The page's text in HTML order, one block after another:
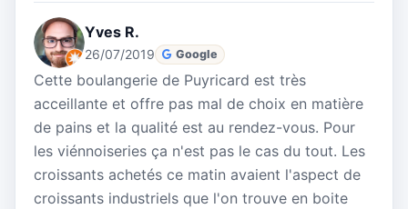
Yves R.
26/07/2019 Google
Cette boulangerie de Puyricard est très
acceillante et offre pas mal de choix en matière
de pains et la qualité est au rendez-vous. Pour
les viénnoiseries ça n'est pas le cas du tout. Les
croissants achetés ce matin avaient l'aspect de
croissants industriels que l'on trouve en boite